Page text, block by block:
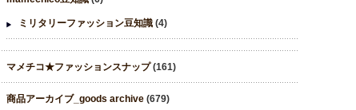
ミリタリーファッション豆知識 (4)
マメチコ★ファッションスナップ(161)
商品アーカイブ_goods archive (679)